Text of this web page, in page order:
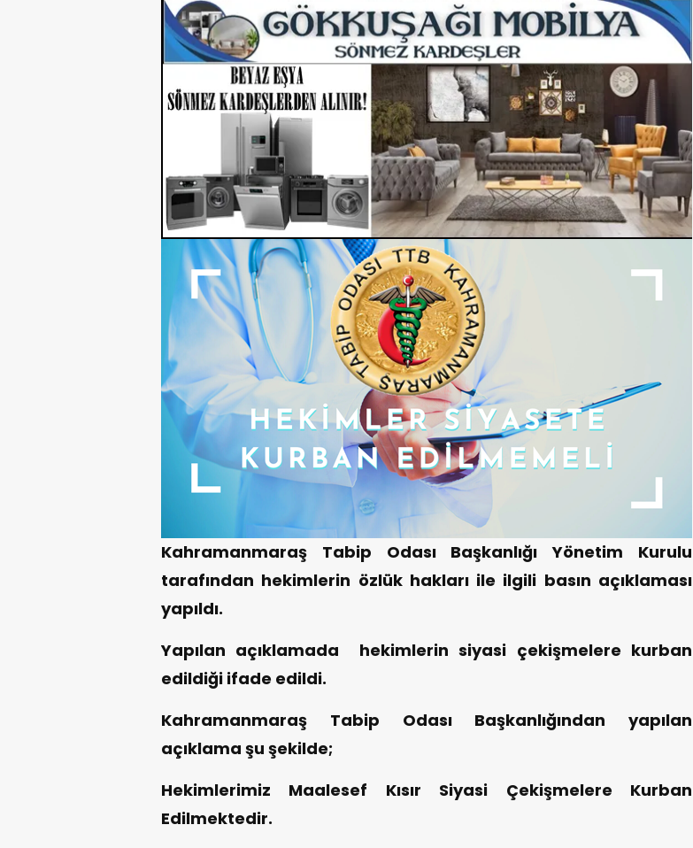
Kahramanmaraş Tabip Odası Başkanlığı Yönetim Kurulu
tarafından hekimlerin özlük hakları ile ilgili basın açıklaması
yapıldı.
Yapılan açıklamada hekimlerin siyasi çekişmelere kurban
edildiği ifade edildi.
Kahramanmaraş Tabip Odası Başkanlığından yapılan
açıklama şu şekilde;
Hekimlerimiz Maalesef Kısır Siyasi Çekişmelere Kurban
Edilmektedir.